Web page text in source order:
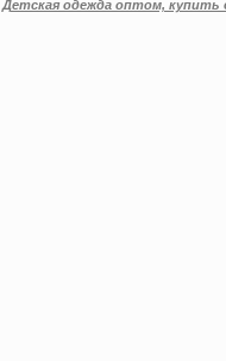
Детская одежда оптом,